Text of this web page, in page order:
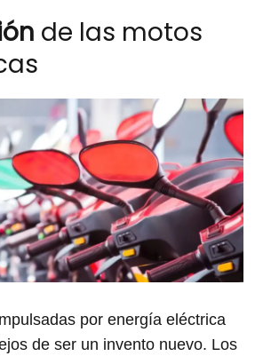
de las motos
por energía eléctrica
de ser un invento nuevo. Los